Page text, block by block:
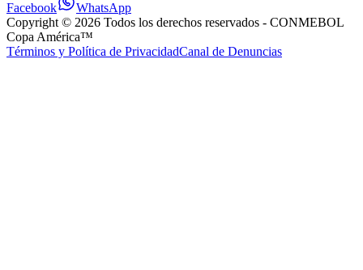
Facebook
WhatsApp
Copyright © 2026 Todos los derechos reservados - CONMEBOL
Copa América™
Términos y Política de PrivacidadCanal de Denuncias